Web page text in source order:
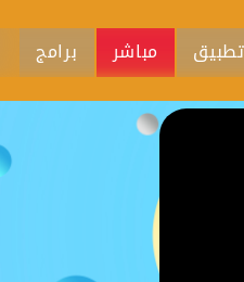
تطبيق مباشر برامج